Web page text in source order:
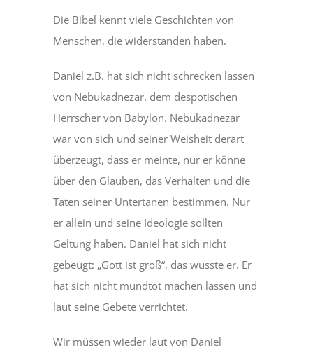
Die Bibel kennt viele Geschichten von
Menschen, die widerstanden haben.
Daniel z.B. hat sich nicht schrecken lassen
von Nebukadnezar, dem despotischen
Herrscher von Babylon. Nebukadnezar
war von sich und seiner Weisheit derart
überzeugt, dass er meinte, nur er könne
über den Glauben, das Verhalten und die
Taten seiner Untertanen bestimmen. Nur
er allein und seine Ideologie sollten
Geltung haben. Daniel hat sich nicht
gebeugt: „Gott ist groß“, das wusste er. Er
hat sich nicht mundtot machen lassen und
laut seine Gebete verrichtet.
Wir müssen wieder laut von Daniel